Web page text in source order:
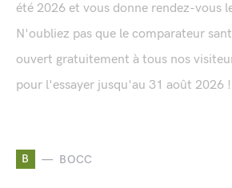
été 2026 et vous donne rendez-vous
N'oubliez pas que le comparateur
ouvert gratuitement à tous nos
pour l'essayer jusqu'au 31 août 2026
B BOCC